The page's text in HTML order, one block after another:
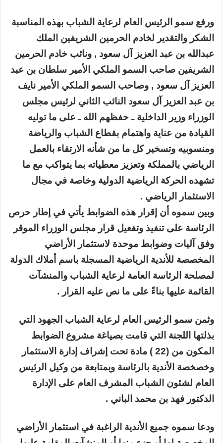
ورفع سمو الرئيس العام لرعاية الشباب بهذه المناسبة
الشكر والتقدير لخادم الحرمين الشريفين الملك
عبدالله بن عبد العزيز آل سعود , ونائب خادم الحرمين
الشريفين صاحب السمو الملكي الأمير سلطان بن عبد
العزيز آل سعود , وصاحب السمو الملكي الأمير نايف
بن عبد العزيز آل سعود النائب الثاني لرئيس مجلس
الوزراء وزير الداخلية ـ حفظهم الله ـ على ما توليه
القيادة من عناية واهتمام بقطاع الشباب والرياضة
ومنسوبيه وتسخير كل ما من شأنه الارتقاء بالعمل
الرياضي بالمملكة وتعزيز معطياته بما يتواكب مع ما
تشهده الحركة الرياضية الدولية وخاصة في مجال
الاستثمار الرياضي .
وبين سموه أن إقرار هذه الضوابط يأتي في إطار حرص
الرئاسة على تنفيذ وتفعيل قرار مجلس الوزراء الموقر
وفق آليات وضوابط موحدة لاستثمار الأراضي
المخصصة للأندية الرياضية المسجلة باسم أملاك الدولة
لمصلحة الرئاسة العامة لرعاية الشباب والمنشآت
القائمة عليها بناءً على ما نص عليه القرار .
وثمن سمو الرئيس العام لرعاية الشباب الجهود التي
بذلتها اللجنة التي قامت بصياغة مشروع الضوابط
المكون من (22 ) مادة تحت إشراف إدارة الاستثمار
وخصخصة الأندية بالرئاسة وبمتابعة من وكيل الرئيس
العام لشئون الشباب المشرف العام على الإدارة
الدكتور فهد بن محمد الباني .
ودعا سموه جميع الأندية الراغبة في استثمار الأراضي